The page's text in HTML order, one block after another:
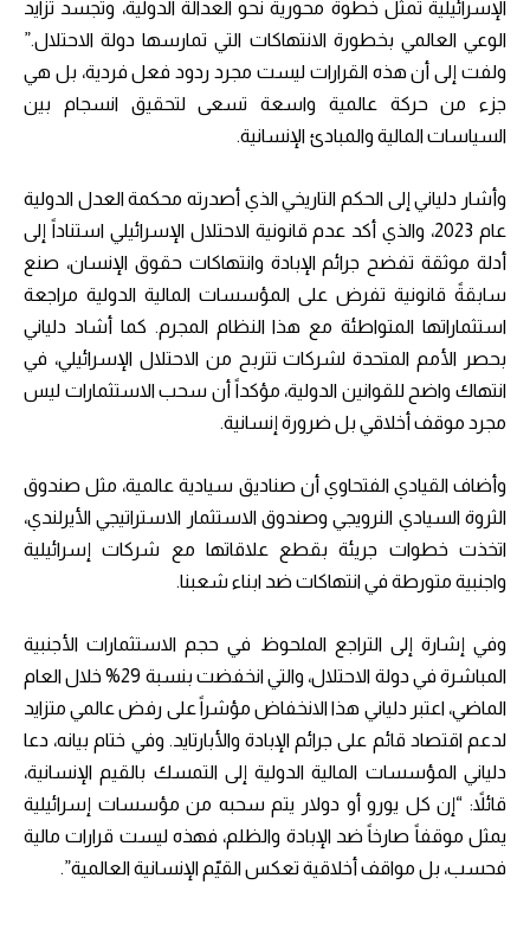
الإسرائيلية تمثل خطوة محورية نحو العدالة الدولية، وتجسد تزايد
الوعي العالمي بخطورة الانتهاكات التي تمارسها دولة الاحتلال.”
ولفت إلى أن هذه القرارات ليست مجرد ردود فعل فردية، بل هي
جزء من حركة عالمية واسعة تسعى لتحقيق انسجام بين
السياسات المالية والمبادئ الإنسانية.
وأشار دلياني إلى الحكم التاريخي الذي أصدرته محكمة العدل الدولية
عام 2023، والذي أكد عدم قانونية الاحتلال الإسرائيلي استناداً إلى
أدلة موثقة تفضح جرائم الإبادة وانتهاكات حقوق الإنسان، صنع
سابقةً قانونية تفرض على المؤسسات المالية الدولية مراجعة
استثماراتها المتواطئة مع هذا النظام المجرم. كما أشاد دلياني
بحصر الأمم المتحدة لشركات تتربح من الاحتلال الإسرائيلي، في
انتهاك واضح للقوانين الدولية، مؤكداً أن سحب الاستثمارات ليس
مجرد موقف أخلاقي بل ضرورة إنسانية.
وأضاف القيادي الفتحاوي أن صناديق سيادية عالمية، مثل صندوق
الثروة السيادي النرويجي وصندوق الاستثمار الاستراتيجي الأيرلندي،
اتخذت خطوات جريئة بقطع علاقاتها مع شركات إسرائيلية
واجنبية متورطة في انتهاكات ضد ابناء شعبنا.
وفي إشارة إلى التراجع الملحوظ في حجم الاستثمارات الأجنبية
المباشرة في دولة الاحتلال، والتي انخفضت بنسبة 29% خلال العام
الماضي، اعتبر دلياني هذا الانخفاض مؤشراً على رفض عالمي متزايد
لدعم اقتصاد قائم على جرائم الإبادة والأبارتايد. وفي ختام بيانه، دعا
دلياني المؤسسات المالية الدولية إلى التمسك بالقيم الإنسانية،
قائلاً: “إن كل يورو أو دولار يتم سحبه من مؤسسات إسرائيلية
يمثل موقفاً صارخاً ضد الإبادة والظلم، فهذه ليست قرارات مالية
فحسب، بل مواقف أخلاقية تعكس القيّم الإنسانية العالمية”.